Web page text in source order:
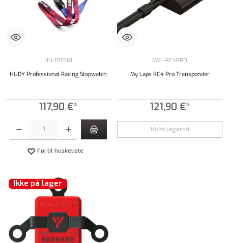
HU-107861
HUDY Professional Racing Stopwatch
117,90 €*
Produktmængde: Indtast det ønskede beløb, eller brug knapperne til at øge eller formindske
Føj til huskeliste
MYL-RC4PRO
My Laps RC4 Pro Transponder
121,90 €*
Nicht lagernd
Ikke på lager